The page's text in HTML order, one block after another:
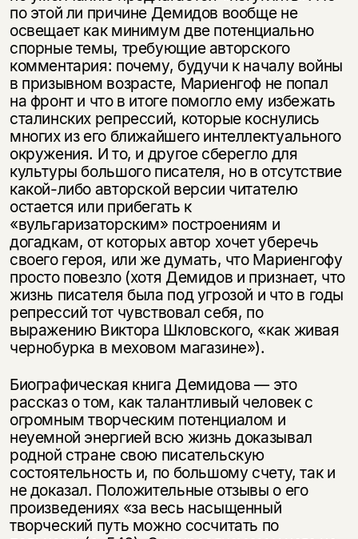
по этой ли причине Демидов вообще не
освещает как минимум две потенциально
спорные темы, требующие авторского
комментария: почему, будучи к началу войны
в призывном возрасте, Мариенгоф не попал
на фронт и что в итоге помогло ему избежать
сталинских репрессий, которые коснулись
многих из его ближайшего интеллектуального
окружения. И то, и другое сберегло для
культуры большого писателя, но в отсутствие
какой-либо авторской версии читателю
остается или прибегать к
«вульгаризаторским» построениям и
догадкам, от которых автор хочет уберечь
своего героя, или же думать, что Мариенгофу
просто повезло (хотя Демидов и признает, что
жизнь писателя была под угрозой и что в годы
репрессий тот чувствовал себя, по
выражению Виктора Шкловского, «как живая
чернобурка в меховом магазине»).
Биографическая книга Демидова — это
рассказ о том, как талантливый человек с
огромным творческим потенциалом и
неуемной энергией всю жизнь доказывал
родной стране свою писательскую
состоятельность и, по большому счету, так и
не доказал. Положительные отзывы о его
произведениях «за весь насыщенный
творческий путь можно сосчитать по